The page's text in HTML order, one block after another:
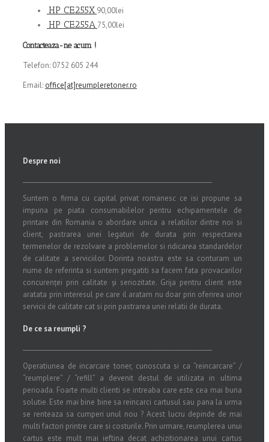
HP CE255X 90,00lei
HP CE255A 75,00lei
Contacteaza-ne acum !
Telefon: 0752 605 244
Email: office[at]reumpleretoner.ro
Despre noi
Suntem o firma cu capital privat romanesc ce isi propune sa
impuna pe piata consumabilelor pentru echipamentele de
printare din Romania o abordare unica a relatiilor dintre noi si
client, pastrarea unei legaturi de durata prin respectarea
termenelor de rezolvare a problemelor si ridicarea standardelor
de calitate a serviciilor. Dorinta noastra este sa conturam un
nume de referinta si suntem pregatiti sa facem fata provacarilor
concurenței prin calitate și seriozitate. Grija pentru client este
aratata prin interesul pe care il aratam nu doar prin oferirea unor
servicii de calitate cat si prin pastrarea unei relatii de durata.
De ce sa reumpli ?
Operatiunea de incarcare toner, cunoscuta si ca “reincarcare” /
“reumplere” / “refill” a devenit destul de utilizata in ultima
perioada. Foarte multi clienti se intreaba care este cea mai buna
solutie. Este mai bine bine sa reincarci cartusul sau pana la urma
se renteaza sa cumperi unul nou ? Acest lucru depinde de mai
multi factori printre care si costurile. Prin urmare, reumplerea unui
cartus este mult mai ieftina decat achizitionarea unui cartus